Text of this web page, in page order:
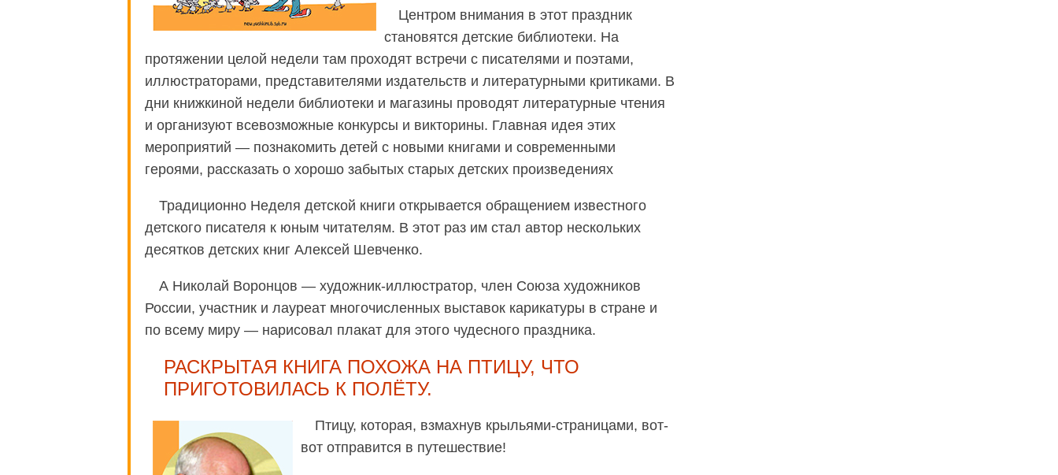
Центром внимания в этот праздник
становятся детские библиотеки. На
протяжении целой недели там проходят встречи с писателями и поэтами,
иллюстраторами, представителями издательств и литературными критиками. В
дни книжкиной недели библиотеки и магазины проводят литературные чтения
и организуют всевозможные конкурсы и викторины. Главная идея этих
мероприятий — познакомить детей с новыми книгами и современными
героями, рассказать о хорошо забытых старых детских произведениях
Традиционно Неделя детской книги открывается обращением известного
детского писателя к юным читателям. В этот раз им стал автор нескольких
десятков детских книг Алексей Шевченко.
А Николай Воронцов — художник-иллюстратор, член Союза художников
России, участник и лауреат многочисленных выставок карикатуры в стране и
по всему миру — нарисовал плакат для этого чудесного праздника.
РАСКРЫТАЯ КНИГА ПОХОЖА НА ПТИЦУ, ЧТО
ПРИГОТОВИЛАСЬ К ПОЛЁТУ.
Птицу, которая, взмахнув крыльями-страницами, вот-
вот отправится в путешествие!